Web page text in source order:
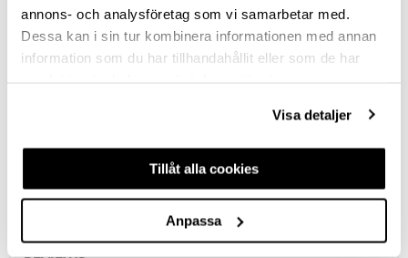
annons- och analysföretag som vi samarbetar med.
Dessa kan i sin tur kombinera informationen med annan
information som du har tillhandahållit eller som de har
Visa detaljer
Tillåt alla cookies
Anpassa
SCREW INCLUDED
2 PCS M4X22 & 2 PCS M4X26
ASK ABOUT PRODUCT